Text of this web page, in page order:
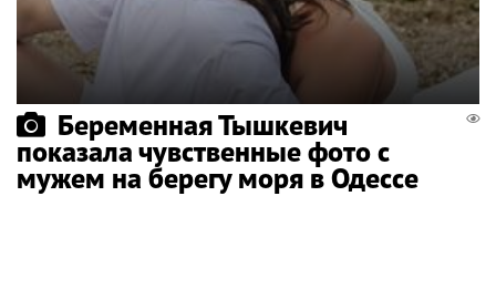
Беременная Тышкевич
показала чувственные фото с
мужем на берегу моря в Одессе